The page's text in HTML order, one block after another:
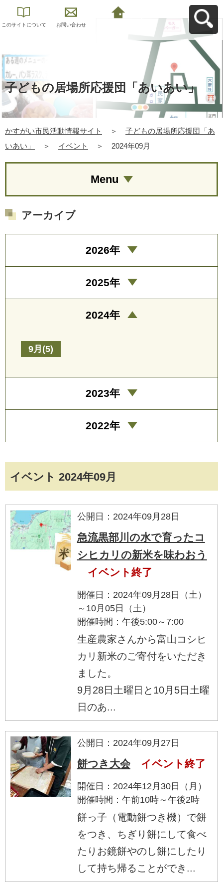
このサイトについて お問い合わせ
子どもの居場所応援団「あいあい」
かすがい市民活動情報サイト ＞
子どもの居場所応援団「あ
いあい」
＞ イベント ＞ 2024年09月
イベント 2024年09月
公開日：2024年09月28日
急流黒部川の水で育ったコ
シヒカリの新米を味わおう
イベント終了
開催日：2024年09月28日（土）
～10月05日（土）
開催時間：午後5:00～7:00
生産農家さんから富山コシヒ
カリ新米のご寄付をいただき
ました。
9月28日土曜日と10月5日土曜
日のあ...
公開日：2024年09月27日
餅つき大会 イベント終了
開催日：2024年12月30日（月）
開催時間：午前10時～午後2時
餅っ子（電動餅つき機）で餅
をつき、ちぎり餅にして食べ
たりお鏡餅やのし餅にしたり
して持ち帰ることができ...
Menu
アーカイブ
2026年
2025年
2024年
9月(5)
2023年
2022年